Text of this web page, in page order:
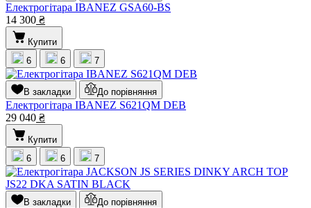
Електрогітара IBANEZ GSA60-BS
14 300 ₴
Купити
6
6 7
В закладки До порівняння
Електрогітара IBANEZ S621QM DEB
29 040 ₴
Купити
6
6 7
В закладки До порівняння